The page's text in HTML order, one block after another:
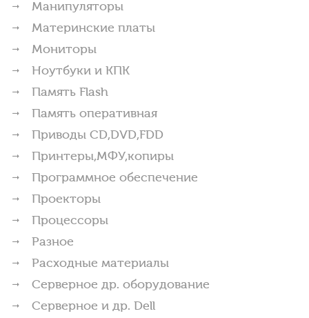
Манипуляторы
Материнские платы
Мониторы
Ноутбуки и КПК
Память Flash
Память оперативная
Приводы CD,DVD,FDD
Принтеры,МФУ,копиры
Программное обеспечение
Проекторы
Процессоры
Разное
Расходные материалы
Серверное др. оборудование
Серверное и др. Dell